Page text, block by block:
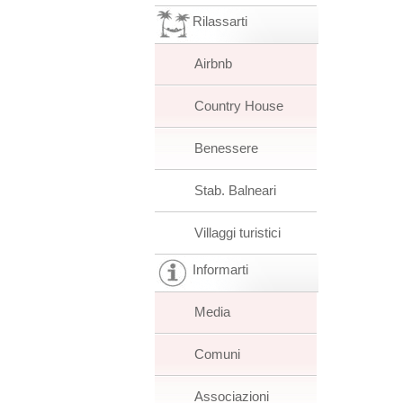
Rilassarti
Airbnb
Country House
Benessere
Stab. Balneari
Villaggi turistici
Informarti
Media
Comuni
Associazioni